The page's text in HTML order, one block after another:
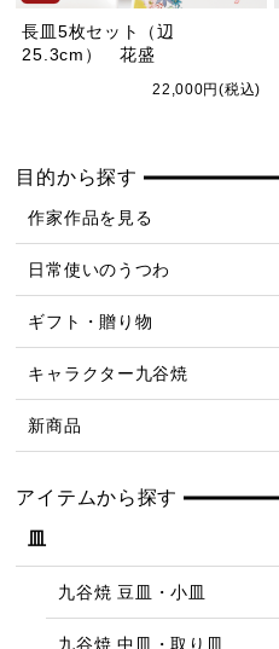
長皿5枚セット（辺
25.3cm） 花盛
22,000円(税込)
目的から探す
作家作品を見る
日常使いのうつわ
ギフト・贈り物
キャラクター九谷焼
新商品
アイテムから探す
皿
九谷焼 豆皿・小皿
九谷焼 中皿・取り皿